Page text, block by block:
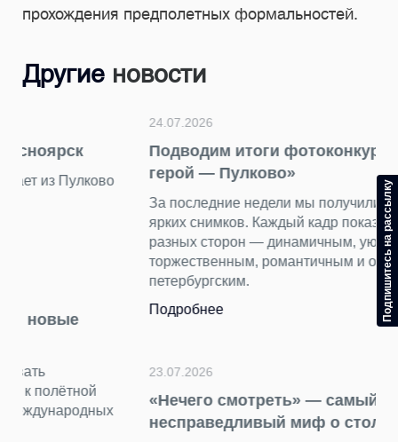
прохождения предполетных формальностей.
Другие новости
Подводим итоги фотоконкурса «Главный
герой — Пулково»
За последние недели мы получили от вас десятки
ярких снимков. Каждый кадр показал аэропорт с
разных сторон — динамичным, уютным, строгим и
торжественным, романтичным и очень
23.07.2026
«Нечего смотреть» — самый
несправедливый миф о столице Турции
Подпишитесь на рассылку